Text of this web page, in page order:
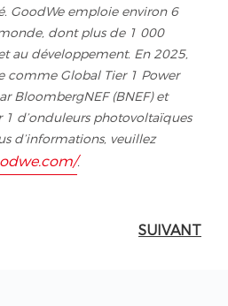
GoodWe emploie environ 6
dont plus de 1 000
au développement. En 2025,
comme Global Tier 1 Power
BloombergNEF (BNEF) et
d’onduleurs photovoltaïques
d’informations, veuillez
.
SUIVANT